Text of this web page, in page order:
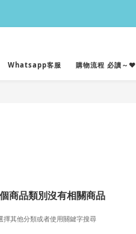
♡
♡
Whatsapp客服 購物流程 必讀～♥
商品類別沒有相關商品
擇其他分類或者使用關鍵字搜尋